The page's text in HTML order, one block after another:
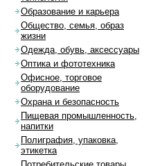
Образование и карьера
Общество, семья, образ
жизни
Одежда, обувь, аксессуары
Оптика и фототехника
Офисное, торговое
оборудование
Охрана и безопасность
Пищевая промышленность,
напитки
Полиграфия, упаковка,
этикетка